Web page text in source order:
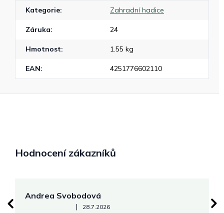
Kategorie: Zahradní hadice
Záruka: 24
Hmotnost: 1.55 kg
EAN: 4251776602110
Hodnocení zákazníků
Andrea Svobodová
Hodnocení obchodu je 5 z 5 hvězdiček.
| 28.7.2026